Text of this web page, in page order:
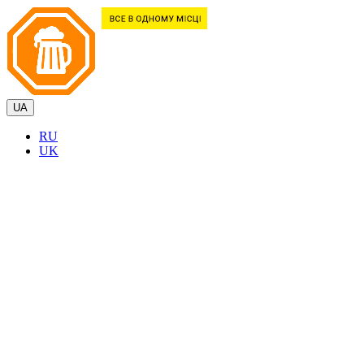
UA
RU
UK